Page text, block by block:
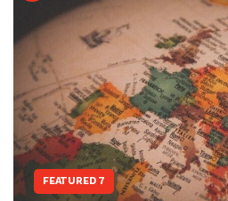
FEATURED 7